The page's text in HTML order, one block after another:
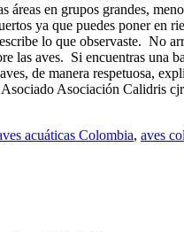
en grupos grandes,
ya que puedes poner
lo que observaste. No
las aves. Si encuentras
de manera respetuosa,
Asociación Calidris
acuáticas Colombia, aves